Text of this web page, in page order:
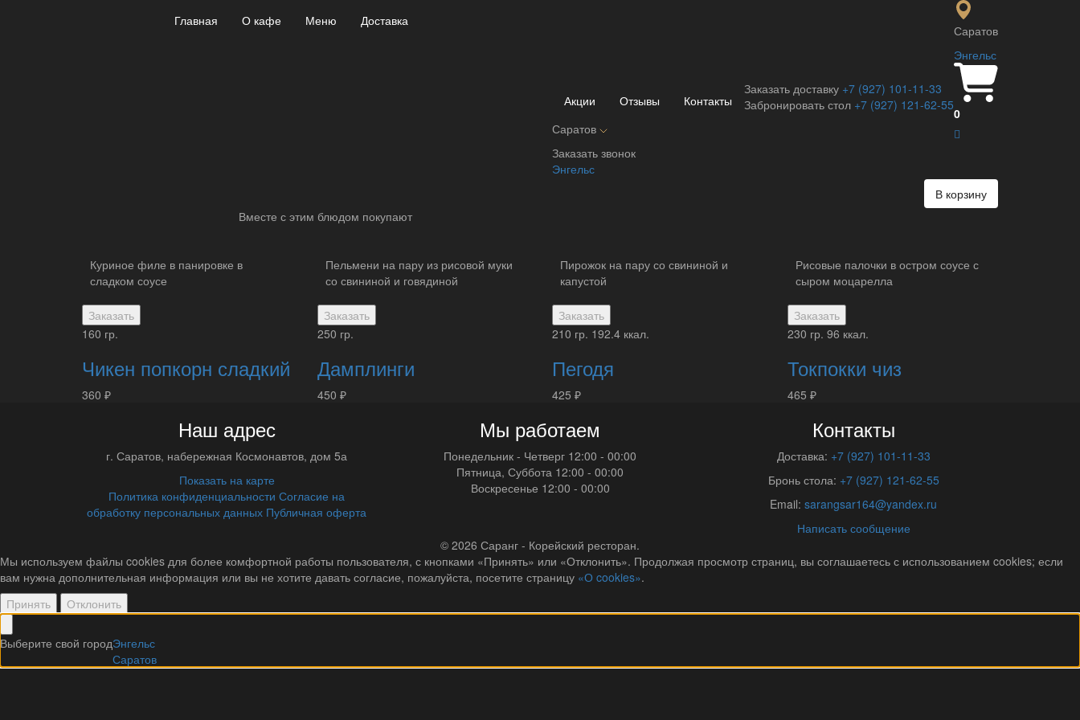
Главная О кафе Меню Доставка
Саратов
Энгельс
0
Акции Отзывы Контакты
Заказать доставку +7 (927) 101-11-33
Забронировать стол +7 (927) 121-62-55
Саратов
Заказать звонок
Энгельс
Вес :150 гр.
В корзину
Вместе с этим блюдом покупают
Куриное филе в панировке в
сладком соусе
Заказать
160 гр.
Чикен попкорн сладкий
360 ₽
Пельмени на пару из рисовой муки
со свининой и говядиной
Заказать
250 гр.
Дамплинги
450 ₽
Пирожок на пару со свининой и
капустой
Заказать
210 гр. 192.4 ккал.
Пегодя
425 ₽
Рисовые палочки в остром соусе с
сыром моцарелла
Заказать
230 гр. 96 ккал.
Токпокки чиз
465 ₽
Наш адрес
г. Саратов, набережная Космонавтов, дом 5а
Показать на карте
Политика конфиденциальности Согласие на
обработку персональных данных Публичная оферта
Мы работаем
Понедельник - Четверг 12:00 - 00:00
Пятница, Суббота 12:00 - 00:00
Воскресенье 12:00 - 00:00
Контакты
Доставка: +7 (927) 101-11-33
Бронь стола: +7 (927) 121-62-55
Email: sarangsar164@yandex.ru
Написать сообщение
© 2026 Саранг - Корейский ресторан.
Мы используем файлы cookies для более комфортной работы пользователя, с кнопками «Принять» или «Отклонить». Продолжая просмотр страниц, вы соглашаетесь с использованием cookies; если
вам нужна дополнительная информация или вы не хотите давать согласие, пожалуйста, посетите страницу «О cookies».
Принять
Отклонить
Выберите свой городЭнгельс
Саратов